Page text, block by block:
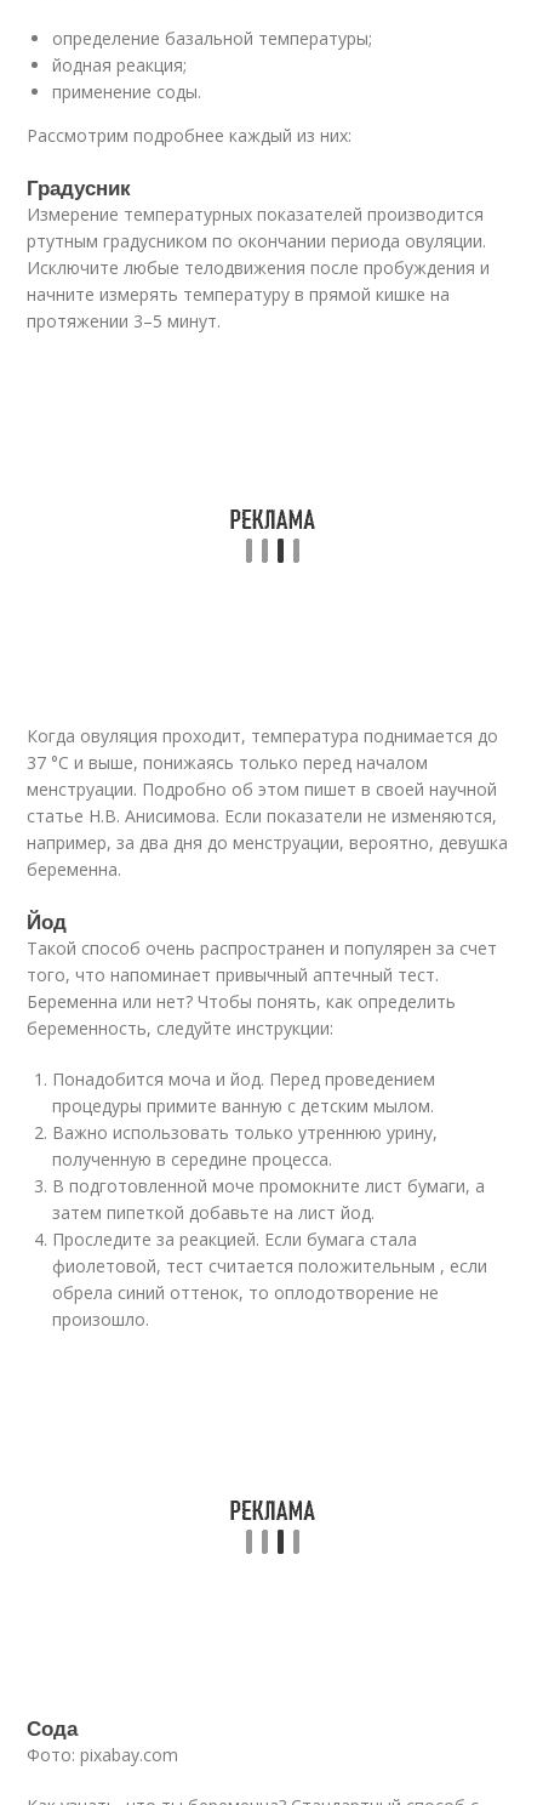
определение базальной температуры;
йодная реакция;
применение соды.
Рассмотрим подробнее каждый из них:
Градусник
Измерение температурных показателей производится
ртутным градусником по окончании периода овуляции.
Исключите любые телодвижения после пробуждения и
начните измерять температуру в прямой кишке на
протяжении 3–5 минут.
Когда овуляция проходит, температура поднимается до
37 °С и выше, понижаясь только перед началом
менструации. Подробно об этом пишет в своей научной
статье Н.В. Анисимова. Если показатели не изменяются,
например, за два дня до менструации, вероятно, девушка
беременна.
Йод
Такой способ очень распространен и популярен за счет
того, что напоминает привычный аптечный тест.
Беременна или нет? Чтобы понять, как определить
беременность, следуйте инструкции:
Понадобится моча и йод. Перед проведением
процедуры примите ванную с детским мылом.
Важно использовать только утреннюю урину,
полученную в середине процесса.
В подготовленной моче промокните лист бумаги, а
затем пипеткой добавьте на лист йод.
Проследите за реакцией. Если бумага стала
фиолетовой, тест считается положительным , если
обрела синий оттенок, то оплодотворение не
произошло.
Сода
Фото: pixabay.com